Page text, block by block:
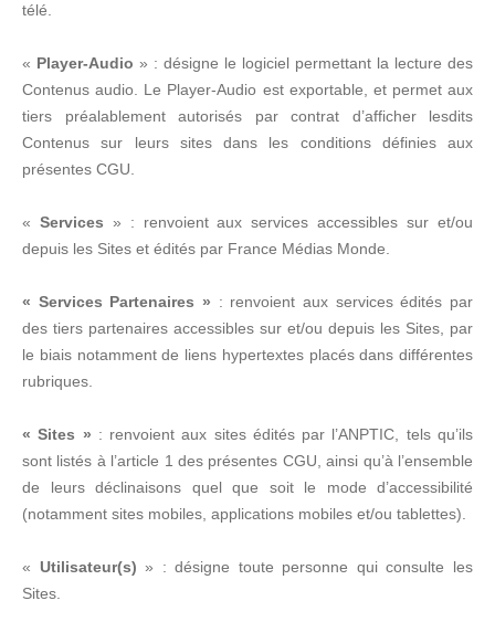
télé.
« Player-Audio » : désigne le logiciel permettant la lecture des
Contenus audio. Le Player-Audio est exportable, et permet aux
tiers préalablement autorisés par contrat d’afficher lesdits
Contenus sur leurs sites dans les conditions définies aux
présentes CGU.
« Services » : renvoient aux services accessibles sur et/ou
depuis les Sites et édités par France Médias Monde.
« Services Partenaires » : renvoient aux services édités par
des tiers partenaires accessibles sur et/ou depuis les Sites, par
le biais notamment de liens hypertextes placés dans différentes
rubriques.
« Sites » : renvoient aux sites édités par l’ANPTIC, tels qu’ils
sont listés à l’article 1 des présentes CGU, ainsi qu’à l’ensemble
de leurs déclinaisons quel que soit le mode d’accessibilité
(notamment sites mobiles, applications mobiles et/ou tablettes).
« Utilisateur(s) » : désigne toute personne qui consulte les
Sites.